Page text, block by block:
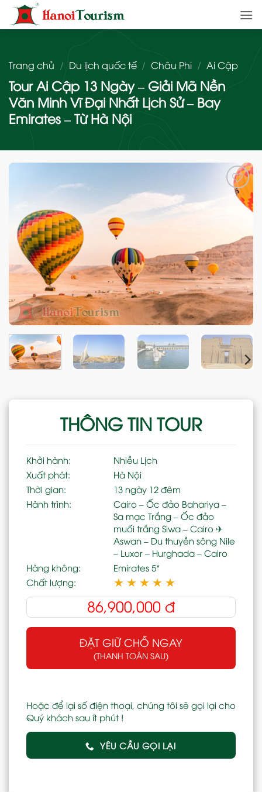
qua
nội
Trang chủ / Du lịch quốc tế / Châu Phi / Ai Cập
Tour Ai Cập 13 Ngày – Giải Mã Nền
Văn Minh Vĩ Đại Nhất Lịch Sử – Bay
Emirates – Từ Hà Nội
Add
THÔNG TIN TOUR
Khởi hành:
Nhiều Lịch
Xuất phát:
Hà Nội
Thời gian:
13 ngày 12 đêm
Hành trình:
Cairo – Ốc đảo Bahariya –
Sa mạc Trắng – Ốc đảo
muối trắng Siwa – Cairo ✈
Aswan – Du thuyền sông Nile
– Luxor – Hurghada – Cairo
Hàng không:
Emirates 5*
Chất lượng:
★ ★ ★ ★ ★
86,900,000 đ
ĐẶT GIỮ CHỖ NGAY
(THANH TOÁN SAU)
Hoặc để lại số điện thoại, chúng tôi sẽ gọi lại cho
Quý khách sau ít phút !
YÊU CẦU GỌI LẠI